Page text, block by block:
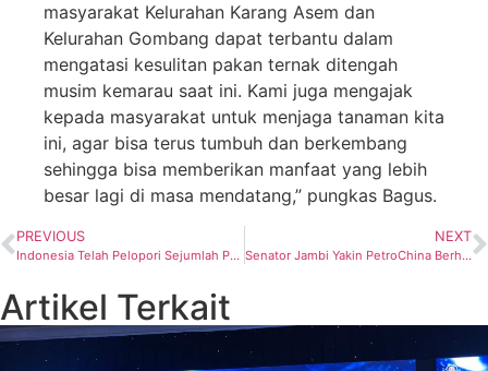
masyarakat Kelurahan Karang Asem dan
Kelurahan Gombang dapat terbantu dalam
mengatasi kesulitan pakan ternak ditengah
musim kemarau saat ini. Kami juga mengajak
kepada masyarakat untuk menjaga tanaman kita
ini, agar bisa terus tumbuh dan berkembang
sehingga bisa memberikan manfaat yang lebih
besar lagi di masa mendatang,” pungkas Bagus.
PREVIOUS
Indonesia Telah Pelopori Sejumlah Proyek dan Komitmen Terkait Dekarbonisasi
NEXT
Senator Jambi Yakin PetroChina Berhasil Genjot Program Eksplorasi dan Pengembangan Jabung
Artikel Terkait